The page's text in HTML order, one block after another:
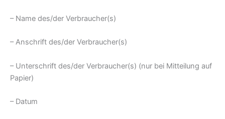
– Name des/der Verbraucher(s)
– Anschrift des/der Verbraucher(s)
– Unterschrift des/der Verbraucher(s) (nur bei Mitteilung auf
Papier)
– Datum